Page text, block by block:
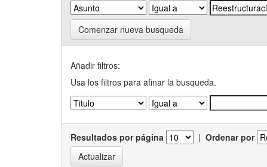
Comenzar nueva busqueda
Añadir filtros:
Usa los filtros para afinar la busqueda.
Resultados por página | Ordenar por